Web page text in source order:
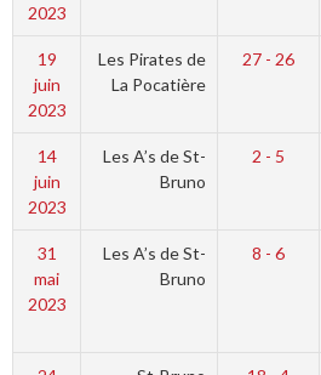
2023
19
juin
2023
Les Pirates de
La Pocatière
27 - 26
14
juin
2023
Les A’s de St-
Bruno
2 - 5
31
mai
2023
Les A’s de St-
Bruno
8 - 6